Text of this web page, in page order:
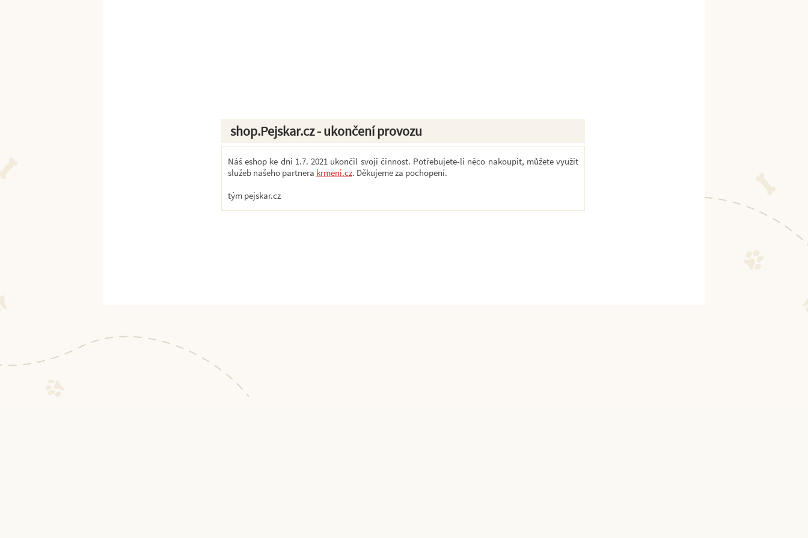
shop.Pejskar.cz - ukončení provozu
Náš eshop ke dni 1.7. 2021 ukončil svoji činnost. Potřebujete-li něco nakoupit, můžete využít
služeb našeho partnera krmeni.cz. Děkujeme za pochopení.
tým pejskar.cz